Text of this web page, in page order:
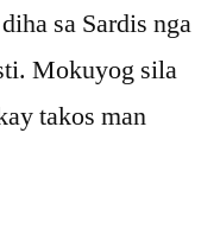
sa Sardis nga
Mokuyog sila
takos man